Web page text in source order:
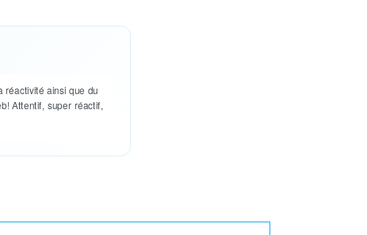
réactivité ainsi que du
Attentif, super réactif,